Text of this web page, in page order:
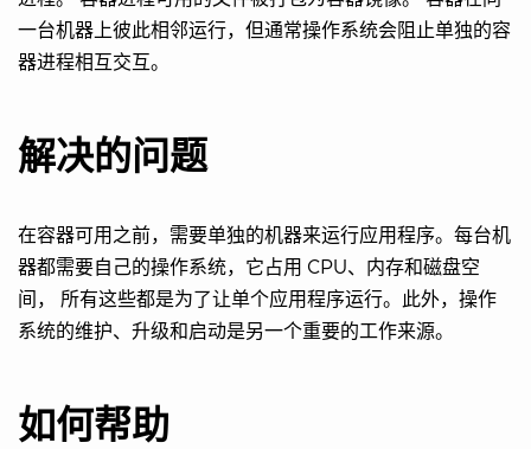
一台机器上彼此相邻运行，但通常操作系统会阻止单独的容
器进程相互交互。
解决的问题
在容器可用之前，需要单独的机器来运行应用程序。每台机
器都需要自己的操作系统，它占用 CPU、内存和磁盘空
间， 所有这些都是为了让单个应用程序运行。此外，操作
系统的维护、升级和启动是另一个重要的工作来源。
如何帮助